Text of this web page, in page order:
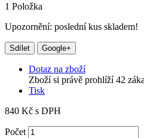
1 Položka
Upozornění: poslední kus skladem!
Sdílet Google+
Dotaz na zboží
Zboží si právě prohlíží 42
Tisk
840 Kč s DPH
Počet